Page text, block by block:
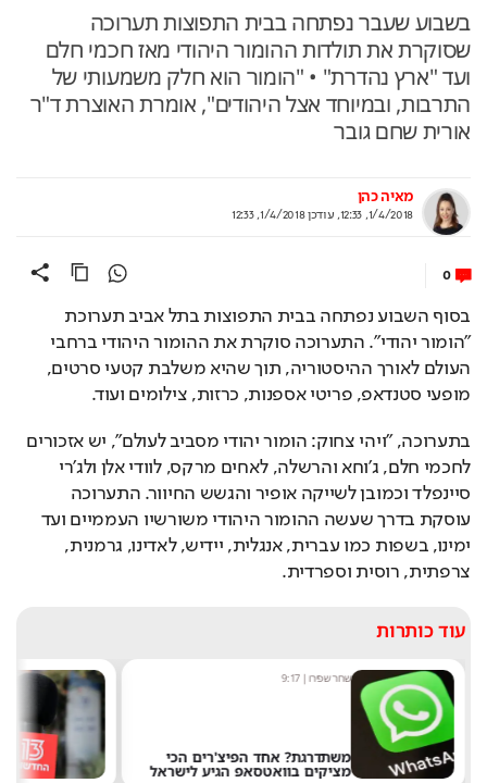
בשבוע שעבר נפתחה בבית התפוצות תערוכה
שסוקרת את תולדות ההומור היהודי מאז חכמי חלם
ועד "ארץ נהדרת" • "הומור הוא חלק משמעותי של
התרבות, ובמיוחד אצל היהודים", אומרת האוצרת ד"ר
אורית שחם גובר
מאיה כהן
1/4/2018, 12:33
,עודכן1/4/2018, 12:33
0
בסוף השבוע נפתחה בבית התפוצות בתל אביב תערוכת
"הומור יהודי". התערוכה סוקרת את ההומור היהודי ברחבי
העולם לאורך ההיסטוריה, תוך שהיא משלבת קטעי סרטים,
מופעי סטנדאפ, פריטי אספנות, כרזות, צילומים ועוד.
בתערוכה, "ויהי צחוק: הומור יהודי מסביב לעולם", יש אזכורים
לחכמי חלם, ג'וחא והרשלה, לאחים מרקס, לוודי אלן ולג'רי
סיינפלד וכמובן לשייקה אופיר והגשש החיוור. התערוכה
עוסקת בדרך שעשה ההומור היהודי משורשיו העממיים ועד
ימינו, בשפות כמו עברית, אנגלית, יידיש, לאדינו, גרמנית,
צרפתית, רוסית וספרדית.
עוד כותרות
שחר שפירו|
9:17
משתדרגת? אחד הפיצ'רים הכי
מציקים בוואטסאפ הגיע לישראל